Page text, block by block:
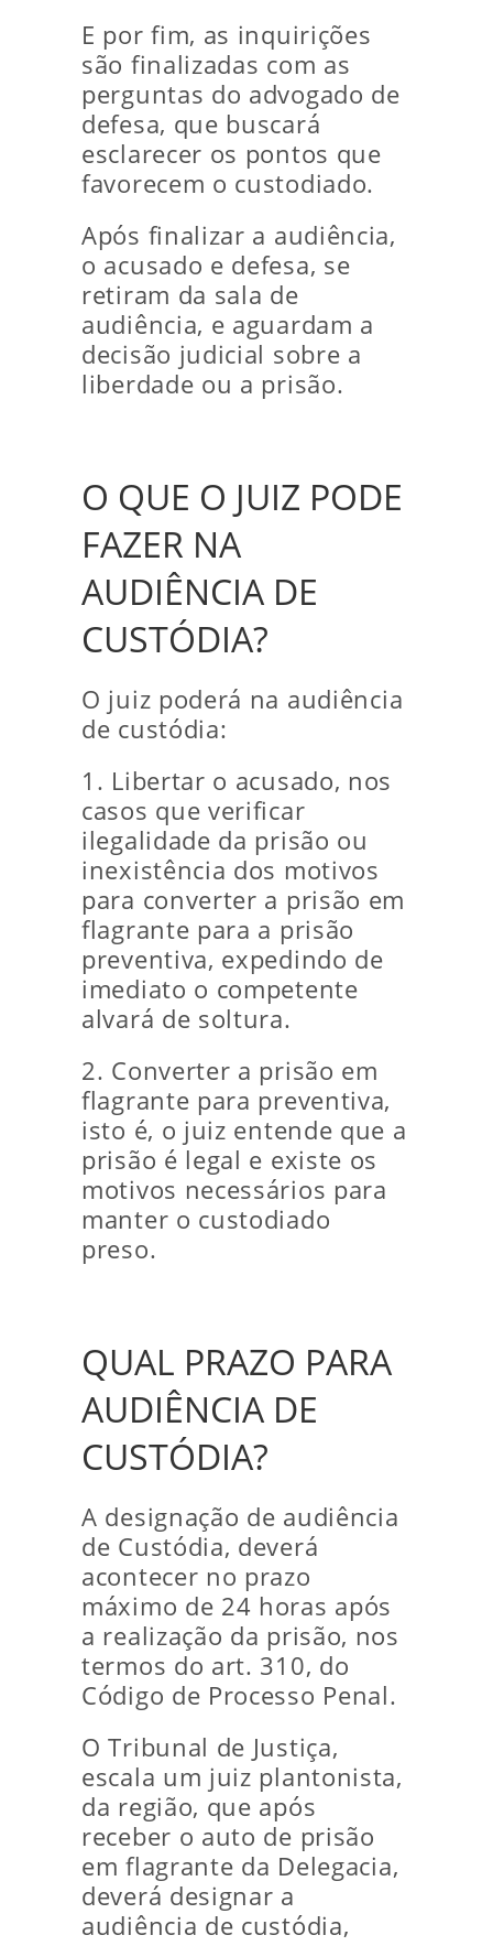
E por fim, as inquirições
são finalizadas com as
perguntas do advogado de
defesa, que buscará
esclarecer os pontos que
favorecem o custodiado.
Após finalizar a audiência,
o acusado e defesa, se
retiram da sala de
audiência, e aguardam a
decisão judicial sobre a
liberdade ou a prisão.
O QUE O JUIZ PODE
FAZER NA
AUDIÊNCIA DE
CUSTÓDIA?
O juiz poderá na audiência
de custódia:
1. Libertar o acusado, nos
casos que verificar
ilegalidade da prisão ou
inexistência dos motivos
para converter a prisão em
flagrante para a prisão
preventiva, expedindo de
imediato o competente
alvará de soltura.
2. Converter a prisão em
flagrante para preventiva,
isto é, o juiz entende que a
prisão é legal e existe os
motivos necessários para
manter o custodiado
preso.
QUAL PRAZO PARA
AUDIÊNCIA DE
CUSTÓDIA?
A designação de audiência
de Custódia, deverá
acontecer no prazo
máximo de 24 horas após
a realização da prisão, nos
termos do art. 310, do
Código de Processo Penal.
O Tribunal de Justiça,
escala um juiz plantonista,
da região, que após
receber o auto de prisão
em flagrante da Delegacia,
deverá designar a
audiência de custódia,